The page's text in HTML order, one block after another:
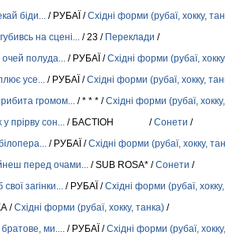
біди... / РУБАЇ /Східні форми (рубаї, хокку,
на сцені... / 23 / Переклади /
полуда... / РУБАЇ /Східні форми (рубаї,
усе... / РУБАЇ /Східні форми (рубаї, хокку,
громом... / * * * /Східні форми (рубаї,
прірву сон... / БАСТІОН /Сонети /
/ РУБАЇ /Східні форми (рубаї, хокку,
перед очами... / SUB ROSA* /Сонети /
загінки... / РУБАЇ /Східні форми (рубаї,
/Східні форми (рубаї, хокку, танка) /
ми.... / РУБАЇ /Східні форми (рубаї,